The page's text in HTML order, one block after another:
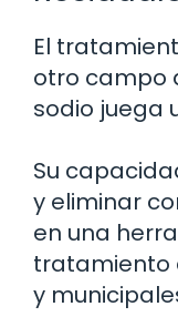
El
otro campo
sodio juega
Su
y eliminar
en una
tratamiento
y